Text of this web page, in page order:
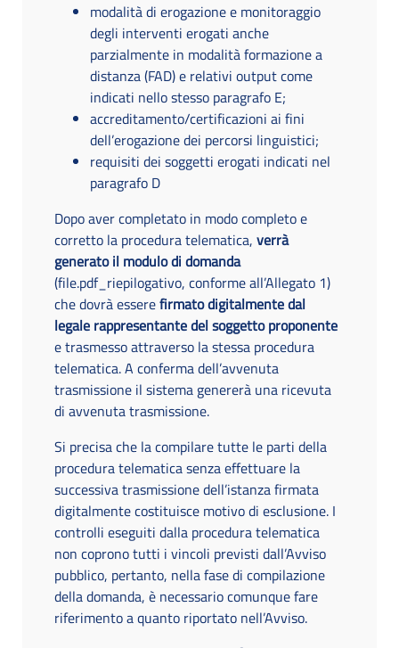
modalità di erogazione e monitoraggio
degli interventi erogati anche
parzialmente in modalità formazione a
distanza (FAD) e relativi output come
indicati nello stesso paragrafo E;
accreditamento/certificazioni ai fini
dell’erogazione dei percorsi linguistici;
requisiti dei soggetti erogati indicati nel
paragrafo D
Dopo aver completato in modo completo e
corretto la procedura telematica, verrà
generato il modulo di domanda
(file.pdf_riepilogativo, conforme all’Allegato 1)
che dovrà esserefirmato digitalmente dal
legale rappresentante del soggetto proponente
e trasmesso attraverso la stessa procedura
telematica. A conferma dell’avvenuta
trasmissione il sistema genererà una ricevuta
di avvenuta trasmissione.
Si precisa che la compilare tutte le parti della
procedura telematica senza effettuare la
successiva trasmissione dell’istanza firmata
digitalmente costituisce motivo di esclusione. I
controlli eseguiti dalla procedura telematica
non coprono tutti i vincoli previsti dall’Avviso
pubblico, pertanto, nella fase di compilazione
della domanda, è necessario comunque fare
riferimento a quanto riportato nell’Avviso.